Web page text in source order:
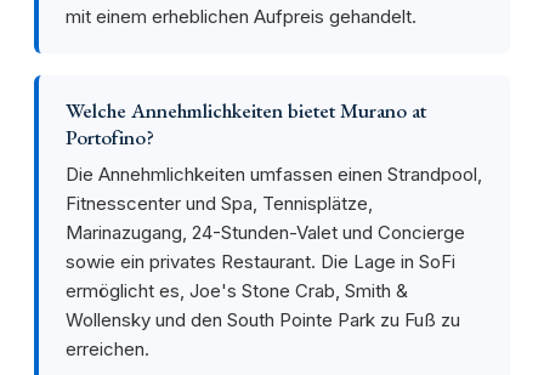
mit einem erheblichen Aufpreis gehandelt.
Welche Annehmlichkeiten bietet Murano at
Portofino?
Die Annehmlichkeiten umfassen einen Strandpool,
Fitnesscenter und Spa, Tennisplätze,
Marinazugang, 24-Stunden-Valet und Concierge
sowie ein privates Restaurant. Die Lage in SoFi
ermöglicht es, Joe's Stone Crab, Smith &
Wollensky und den South Pointe Park zu Fuß zu
erreichen.